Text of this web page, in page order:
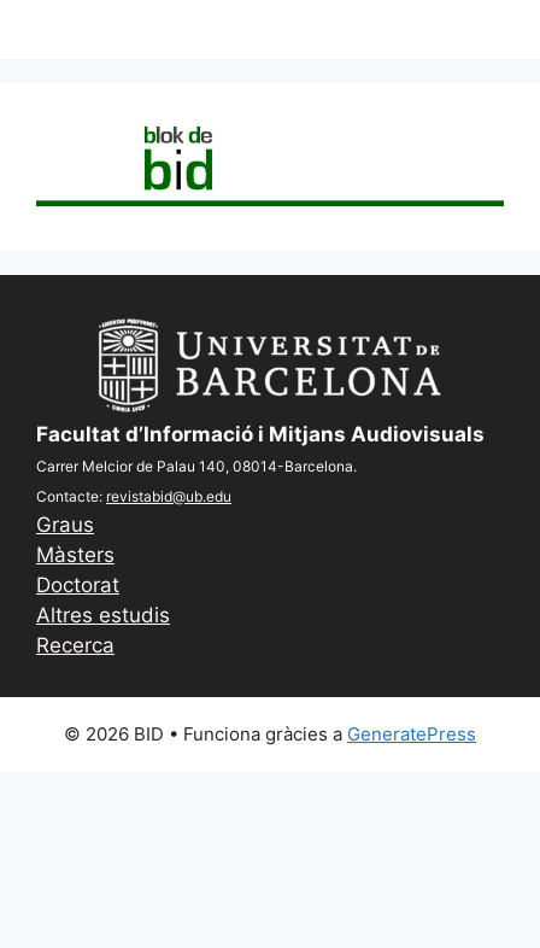
Facultat d’Informació i Mitjans Audiovisuals
Carrer Melcior de Palau 140, 08014-Barcelona.
Contacte: revistabid@ub.edu
Graus
Màsters
Doctorat
Altres estudis
Recerca
© 2026 BID • Funciona gràcies a GeneratePress